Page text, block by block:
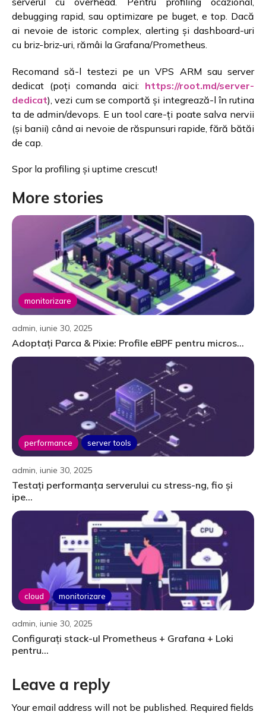
debugging rapid, sau optimizare pe buget, e top. Dacă
ai nevoie de istoric complex, alerting și dashboard-uri
cu briz-briz-uri, rămâi la Grafana/Prometheus.
Recomand să-l testezi pe un VPS ARM sau server
dedicat (poți comanda aici: https://root.md/server-
dedicat), vezi cum se comportă și integrează-l în rutina
ta de admin/devops. E un tool care-ți poate salva nervii
(și banii) când ai nevoie de răspunsuri rapide, fără bătăi
de cap.
Spor la profiling și uptime crescut!
More stories
monitorizare
admin, iunie 30, 2025
Adoptați Parca & Pixie: Profile eBPF pentru micros...
performance server tools
admin, iunie 30, 2025
Testați performanța serverului cu stress-ng, fio și
ipe...
cloud monitorizare
admin, iunie 30, 2025
Configurați stack-ul Prometheus + Grafana + Loki
pentru...
Leave a reply
Your email address will not be published. Required fields